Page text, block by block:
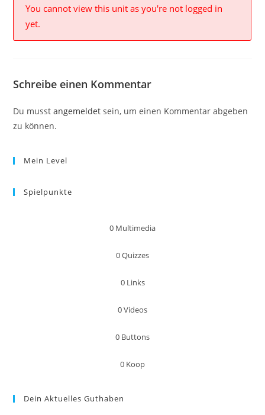
You cannot view this unit as you're not logged in
yet.
Schreibe einen Kommentar
Du musstangemeldet sein, um einen Kommentar abgeben
zu können.
Mein Level
Spielpunkte
0 Multimedia
0Quizzes
0 Links
0Videos
0 Buttons
0 Koop
Dein Aktuelles Guthaben